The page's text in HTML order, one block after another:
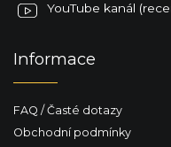
YouTube kanál
Informace
FAQ / Časté dotazy
Obchodní podmínky